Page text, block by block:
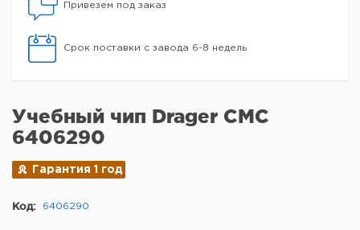
Привезем под заказ
Срок поставки с завода 6-8 недель
Учебный чип Drager CMC
6406290
Гарантия 1 год
Код: 6406290